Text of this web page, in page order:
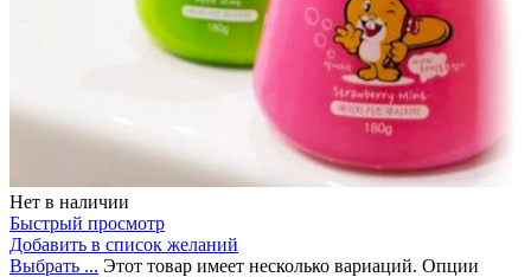
Нет в наличии
Быстрый просмотр
Добавить в список желаний
Выбрать ... Этот товар имеет несколько вариаций. Опции